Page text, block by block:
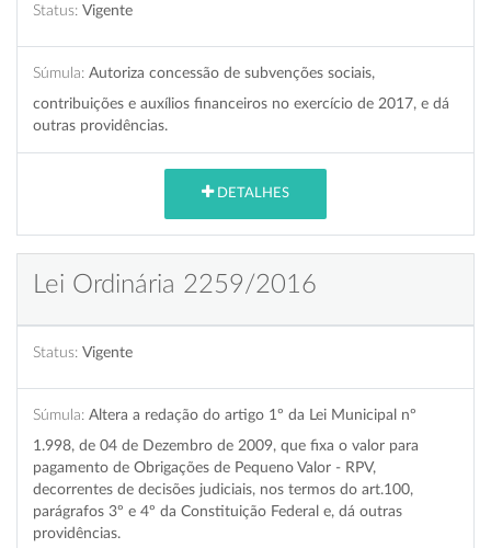
Status: Vigente
Súmula: Autoriza concessão de subvenções sociais,
contribuições e auxílios financeiros no exercício de 2017, e dá
outras providências.
DETALHES
Lei Ordinária 2259/2016
Status: Vigente
Súmula: Altera a redação do artigo 1º da Lei Municipal nº
1.998, de 04 de Dezembro de 2009, que fixa o valor para
pagamento de Obrigações de Pequeno Valor - RPV,
decorrentes de decisões judiciais, nos termos do art.100,
parágrafos 3º e 4º da Constituição Federal e, dá outras
providências.